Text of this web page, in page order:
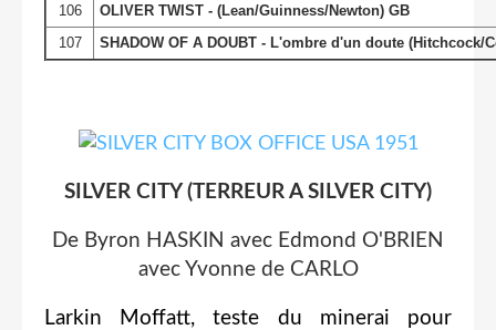
106
OLIVER TWIST - (Lean/Guinness/Newton) GB
107
SHADOW OF A DOUBT - L'ombre d'un doute (Hitchcock/
SILVER CITY (TERREUR A SILVER CITY)
De Byron HASKIN avec Edmond O'BRIEN
avec Yvonne de CARLO
Larkin Moffatt, teste du minerai pour